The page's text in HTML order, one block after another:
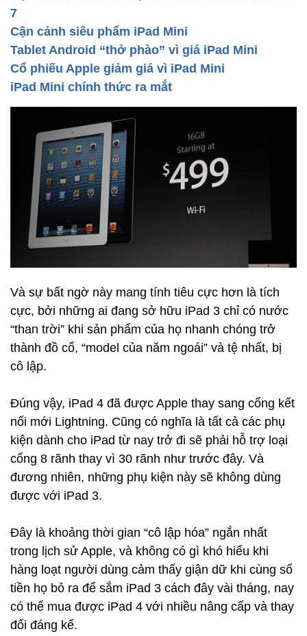
7
Cận cảnh siêu phẩm iPad Mini
Tablet Android “thở phào” vì giá iPad Mini
Cổ phiếu Apple giảm giá vì iPad Mini
iPad Mini chính thức ra mắt
Và sự bất ngờ này mang tính tiêu cực hơn là tích
cực, bởi những ai đang sở hữu iPad 3 chỉ có nước
“than trời” khi sản phẩm của họ nhanh chóng trở
thành đồ cổ, “model của năm ngoái” và tệ nhất, bị
cô lập.
Đúng vậy, iPad 4 đã được Apple thay sang cổng kết
nối mới Lightning. Cũng có nghĩa là tất cả các phụ
kiện dành cho iPad từ nay trở đi sẽ phải hỗ trợ loại
cổng 8 rãnh thay vì 30 rãnh như trước đây. Và
đương nhiên, những phụ kiện này sẽ không dùng
được với iPad 3.
Đây là khoảng thời gian “cô lập hóa” ngắn nhất
trong lịch sử Apple, và không có gì khó hiểu khi
hàng loạt người dùng cảm thấy giận dữ khi cùng số
tiền họ bỏ ra để sắm iPad 3 cách đây vài tháng, nay
có thể mua được iPad 4 với nhiều nâng cấp và thay
đổi đáng kể.